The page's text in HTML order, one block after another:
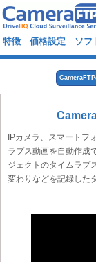
特徴 価格設定 ソフ
CameraFTP
IPカメラ、スマートフ
ラプス動画を自動作成
ジェクトのタイムラプ
変わりなどを記録した